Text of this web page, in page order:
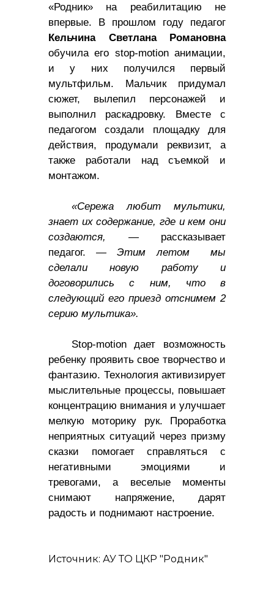
«Родник» на реабилитацию не
впервые. В прошлом году педагог
Кельчина Светлана Романовна
обучила его stop-motion анимации,
и у них получился первый
мультфильм. Мальчик придумал
сюжет, вылепил персонажей и
выполнил раскадровку. Вместе с
педагогом создали площадку для
действия, продумали реквизит, а
также работали над съемкой и
монтажом.
«Сережа любит мультики,
знает их содержание, где и кем они
создаются, — рассказывает
педагог. — Этим летом мы
сделали новую работу и
договорились с ним, что в
следующий его приезд отснимем 2
серию мультика».
Stop-motion дает возможность
ребенку проявить свое творчество и
фантазию. Технология активизирует
мыслительные процессы, повышает
концентрацию внимания и улучшает
мелкую моторику рук. Проработка
неприятных ситуаций через призму
сказки помогает справляться с
негативными эмоциями и
тревогами, а веселые моменты
снимают напряжение, дарят
радость и поднимают настроение.
Источник: АУ ТО ЦКР "Родник"